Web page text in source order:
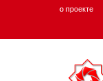
о проекте